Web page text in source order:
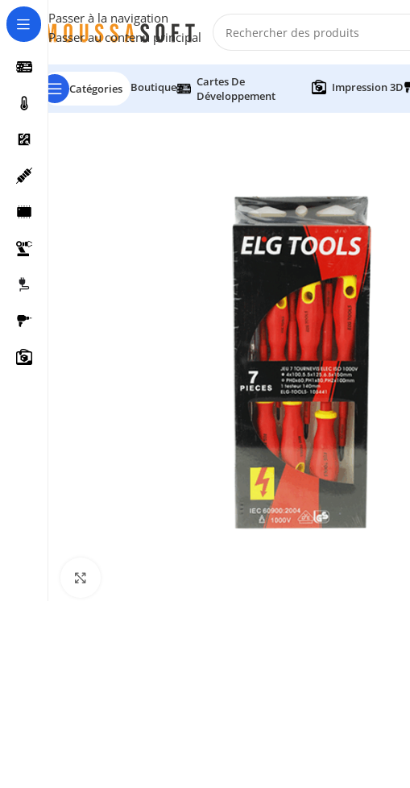
Passer à la navigation
Passer au contenu principal
moussasoft
Catégories Boutique
Cartes De
Développement
Impression 3D